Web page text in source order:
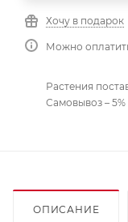
Хочу в подарок
Можно
Растения
Самовывоз –
ОПИСАНИЕ